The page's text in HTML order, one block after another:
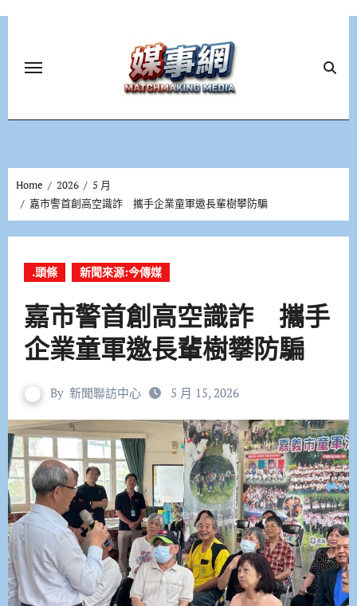
Home 2026
5 月
嘉市警首創高空識詐 攜手企業童軍邀長輩樹攀防騙
.頭條 新聞來源:今傳媒
嘉市警首創高空識詐 攜手
企業童軍邀長輩樹攀防騙
By 新聞聯訪中心 5 月 15, 2026